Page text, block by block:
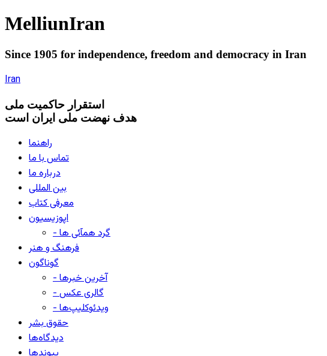
MelliunIran
Since 1905 for independence, freedom and democracy in Iran
Iran
استقرار حاکميت ملی
هدف نهضت ملی ایران است
راهنما
تماس با ما
درباره ما
بین المللی
معرفی کتاب
اپوزیسیون
- گرد همآئی ها
فرهنگ و هنر
گوناگون
- آخرین خبرها
- گالری عکس
- ویدئوکلیپ‌ها
حقوق بشر
دیدگاه‌ها